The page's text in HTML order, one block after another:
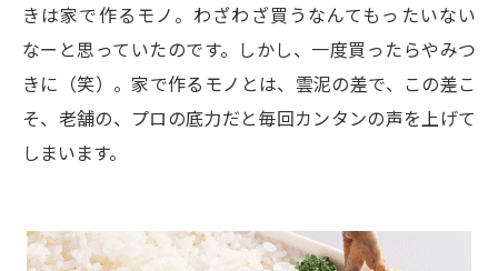
きは家で作るモノ。わざわざ買うなんてもったいない
なーと思っていたのです。しかし、一度買ったらやみつ
きに（笑）。家で作るモノとは、雲泥の差で、この差こ
そ、老舗の、プロの底力だと毎回カンタンの声を上げて
しまいます。